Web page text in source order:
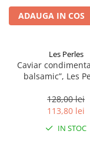
ADAUGA IN COS
Les Perles
Caviar
balsamic”, Les
sferice, 200 g
128,00 lei
113,80 lei
IN STOC